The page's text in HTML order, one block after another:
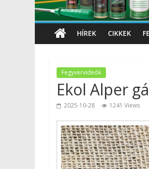
HÍREK CIKKEK
Fegyvervideók
Ekol Alper
2025-10-28 1241 Views